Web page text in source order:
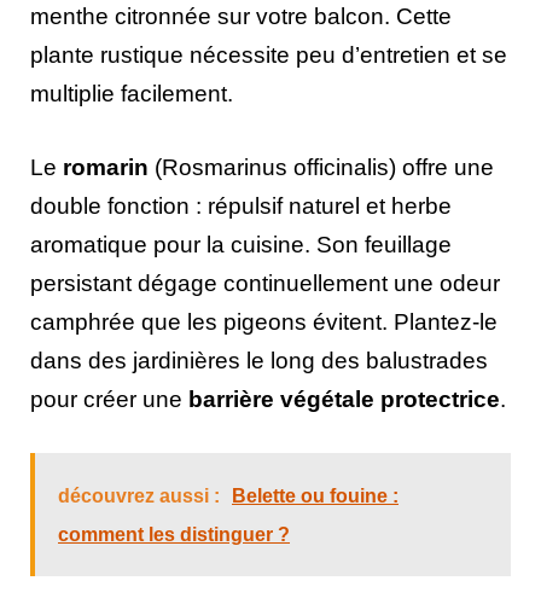
menthe citronnée sur votre balcon. Cette
plante rustique nécessite peu d’entretien et se
multiplie facilement.
Le romarin (Rosmarinus officinalis) offre une
double fonction : répulsif naturel et herbe
aromatique pour la cuisine. Son feuillage
persistant dégage continuellement une odeur
camphrée que les pigeons évitent. Plantez-le
dans des jardinières le long des balustrades
pour créer une barrière végétale protectrice.
découvrez aussi :
Belette ou fouine :
comment les distinguer ?